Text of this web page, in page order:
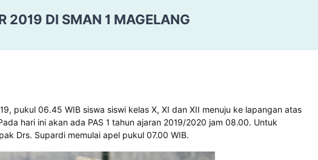
2019 DI SMAN 1 MAGELANG
pukul 06.45 WIB siswa siswi kelas X, XI dan XII menuju ke lapangan atas
hari ini akan ada PAS 1 tahun ajaran 2019/2020 jam 08.00. Untuk
Drs. Supardi memulai apel pukul 07.00 WIB.